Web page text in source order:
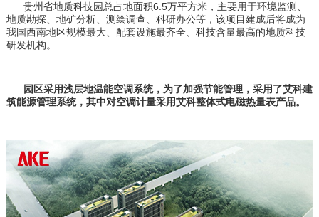
贵州省地质科技园总占地面积6.5万平方米，主要用于环境监测、
地质勘探、地矿分析、测绘调查、科研办公等，该项目建成后将成为
我国西南地区规模最大、配套设施最齐全、科技含量最高的地质科技
研发机构。
园区采用浅层地温能空调系统，为了加强节能管理，采用了艾科建
筑能源管理系统，其中对空调计量采用艾科整体式电磁热量表产品。